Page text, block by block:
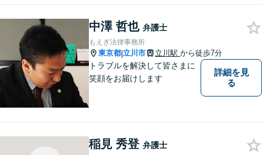
中澤 哲也 弁護士
もえぎ法律事務所
東京都|立川市 立川駅 から徒歩7分
トラブルを解決して皆さまに
笑顔をお届けします
詳細を見
る
稲見 秀登 弁護士